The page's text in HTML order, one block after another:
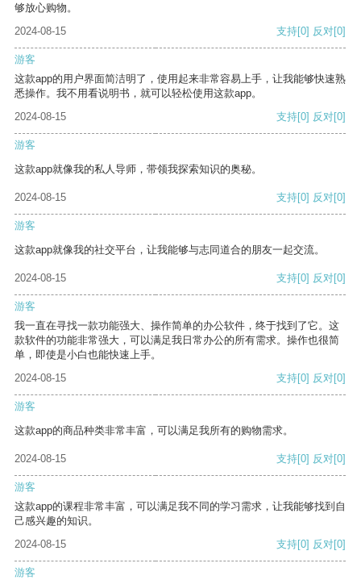
够放心购物。
2024-08-15
支持[0] 反对[0]
游客
这款app的用户界面简洁明了，使用起来非常容易上手，让我能够快速熟
悉操作。我不用看说明书，就可以轻松使用这款app。
2024-08-15
支持[0] 反对[0]
游客
这款app就像我的私人导师，带领我探索知识的奥秘。
2024-08-15 支持[0] 反对[0]
游客
这款app就像我的社交平台，让我能够与志同道合的朋友一起交流。
2024-08-15 支持[0] 反对[0]
游客
我一直在寻找一款功能强大、操作简单的办公软件，终于找到了它。这
款软件的功能非常强大，可以满足我日常办公的所有需求。操作也很简
单，即使是小白也能快速上手。
2024-08-15
支持[0] 反对[0]
游客
这款app的商品种类非常丰富，可以满足我所有的购物需求。
2024-08-15 支持[0] 反对[0]
游客
这款app的课程非常丰富，可以满足我不同的学习需求，让我能够找到自
己感兴趣的知识。
2024-08-15
支持[0] 反对[0]
游客